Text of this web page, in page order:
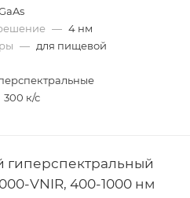
— 4 нм
— для пищевой
300 к/с
гиперспектральный
VNIR, 400-1000 нм